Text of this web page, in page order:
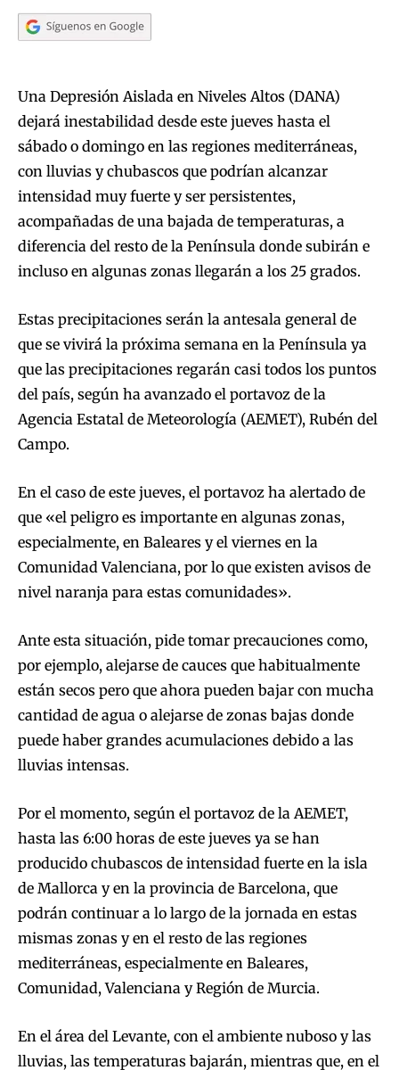
Una Depresión Aislada en Niveles Altos (DANA)
dejará inestabilidad desde este jueves hasta el
sábado o domingo en las regiones mediterráneas,
con lluvias y chubascos que podrían alcanzar
intensidad muy fuerte y ser persistentes,
acompañadas de una bajada de temperaturas, a
diferencia del resto de la Península donde subirán e
incluso en algunas zonas llegarán a los 25 grados.
Estas precipitaciones serán la antesala general de
que se vivirá la próxima semana en la Península ya
que las precipitaciones regarán casi todos los puntos
del país, según ha avanzado el portavoz de la
Agencia Estatal de Meteorología (AEMET), Rubén del
Campo.
En el caso de este jueves, el portavoz ha alertado de
que «el peligro es importante en algunas zonas,
especialmente, en Baleares y el viernes en la
Comunidad Valenciana, por lo que existen avisos de
nivel naranja para estas comunidades».
Ante esta situación, pide tomar precauciones como,
por ejemplo, alejarse de cauces que habitualmente
están secos pero que ahora pueden bajar con mucha
cantidad de agua o alejarse de zonas bajas donde
puede haber grandes acumulaciones debido a las
lluvias intensas.
Por el momento, según el portavoz de la AEMET,
hasta las 6:00 horas de este jueves ya se han
producido chubascos de intensidad fuerte en la isla
de Mallorca y en la provincia de Barcelona, que
podrán continuar a lo largo de la jornada en estas
mismas zonas y en el resto de las regiones
mediterráneas, especialmente en Baleares,
Comunidad, Valenciana y Región de Murcia.
En el área del Levante, con el ambiente nuboso y las
lluvias, las temperaturas bajarán, mientras que, en el